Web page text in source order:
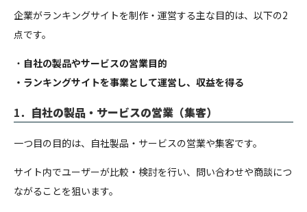
企業がランキングサイトを制作・運営する主な目的は、以下の2
点です。
・ 自社の製品やサービスの営業目的
・ランキングサイトを事業として運営し、収益を得る
1． 自社の製品・サービスの営業（集客）
一つ目の目的は、自社製品・サービスの営業や集客です。
サイト内でユーザーが比較・検討を行い、問い合わせや商談につ
ながることを狙います。